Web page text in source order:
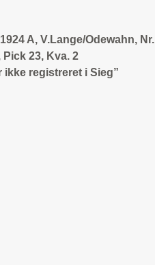
A, V.Lange/Odewahn, Nr.
Pick 23, Kva. 2
registreret i Sieg”